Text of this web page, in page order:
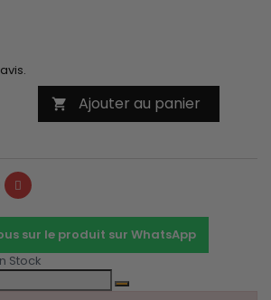
 Ajouter au panier
Pinterest
sur le produit sur WhatsApp
Stock